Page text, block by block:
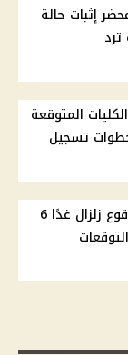
محضر إثبات حالة
الثانية 2026.. الكليات المتوقعة
تسجيل
البحوث الفلكية تحسم مزاعم وقوع زلزال غدًا 6